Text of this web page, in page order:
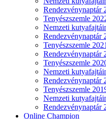
Rendezvénynaptár
Tenyészszemle
Nemzeti
Rendezvénynaptár
Tenyészszemle 2021
Rendezvénynaptár
Tenyészszemle
Nemzeti
Rendezvénynaptár
Tenyészszemle
Nemzeti
Rendezvénynaptár
Online Champion